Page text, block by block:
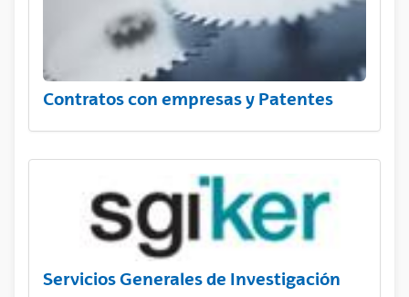
Contratos con empresas y Patentes
Servicios Generales de Investigación